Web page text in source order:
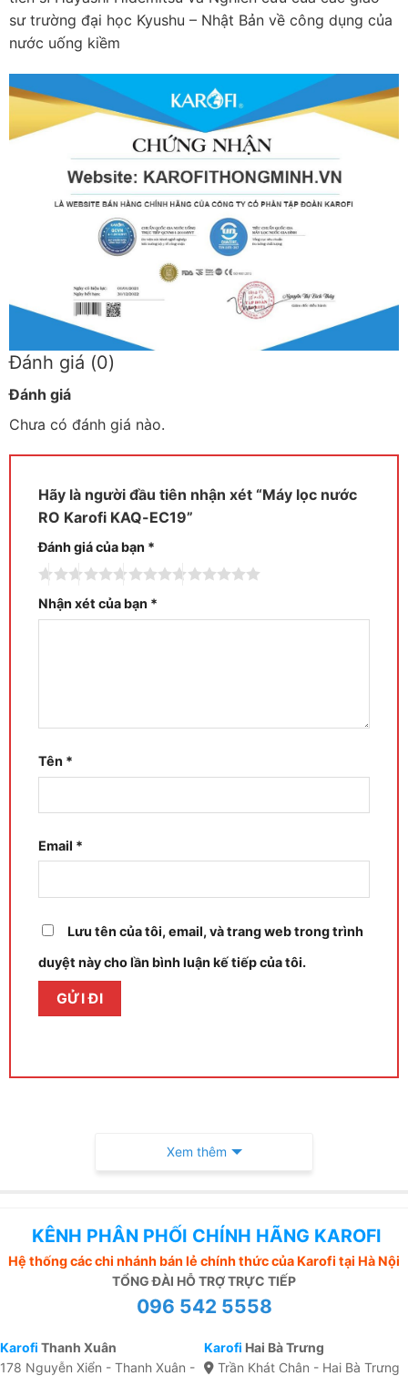
sư trường đại học Kyushu – Nhật Bản về công dụng của
nước uống kiềm
Đánh giá (0)
Đánh giá
Chưa có đánh giá nào.
Hãy là người đầu tiên nhận xét “Máy lọc nước
RO Karofi KAQ-EC19”
Đánh giá của bạn *
Nhận xét của bạn *
Tên *
Email *
Lưu tên của tôi, email, và trang web trong trình
duyệt này cho lần bình luận kế tiếp của tôi.
Xem thêm
KÊNH PHÂN PHỐI CHÍNH HÃNG KAROFI
Hệ thống các chi nhánh bán lẻ chính thức của Karofi tại Hà Nội
TỔNG ĐÀI HỖ TRỢ TRỰC TIẾP
096 542 5558
Karofi Thanh Xuân
178 Nguyễn Xiển - Thanh Xuân -
Karofi Hai Bà Trưng
Trần Khát Chân - Hai Bà Trưng